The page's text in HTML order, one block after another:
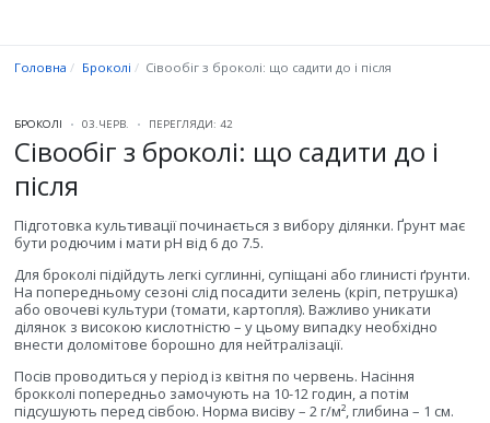
Головна Броколі Сівообіг з броколі: що садити до і після
БРОКОЛІ 03.ЧЕРВ. ПЕРЕГЛЯДИ: 42
Сівообіг з броколі: що садити до і
після
Підготовка культивації починається з вибору ділянки. Ґрунт має
бути родючим і мати pH від 6 до 7.5.
Для броколі підійдуть легкі суглинні, супіщані або глинисті ґрунти.
На попередньому сезоні слід посадити зелень (кріп, петрушка)
або овочеві культури (томати, картопля). Важливо уникати
ділянок з високою кислотністю – у цьому випадку необхідно
внести доломітове борошно для нейтралізації.
Посів проводиться у період із квітня по червень. Насіння
брокколі попередньо замочують на 10-12 годин, а потім
підсушують перед сівбою. Норма висіву – 2 г/м², глибина – 1 см.